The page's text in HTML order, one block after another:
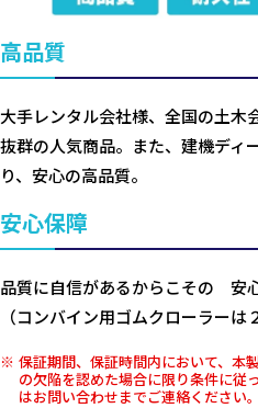
高品質
大手レンタル会社様、全国の土木
抜群の人気商品。また、建機ディ
り、安心の高品質。
安心保障
品質に自信があるからこその 安
（コンバイン用ゴムクローラーは
保証期間、保証時間内において、本
の欠陥を認めた場合に限り条件に従
はお問い合わせまでご連絡ください。